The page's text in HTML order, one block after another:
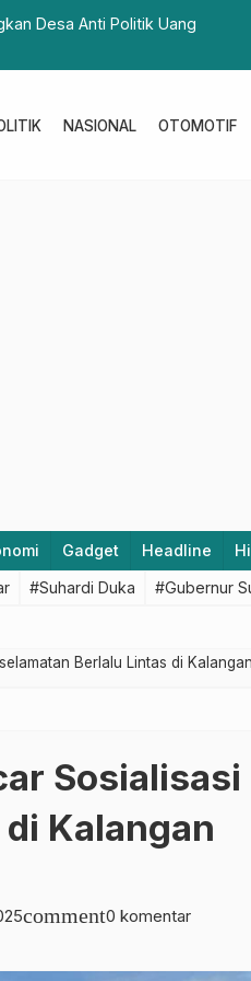
Serahkan Dokumen
NASIONAL OTOMOTIF
Gadget Headline
#Suhardi Duka #Gubernur
Berlalu Lintas di
Sosialisasi
Kalangan
comment0 komentar